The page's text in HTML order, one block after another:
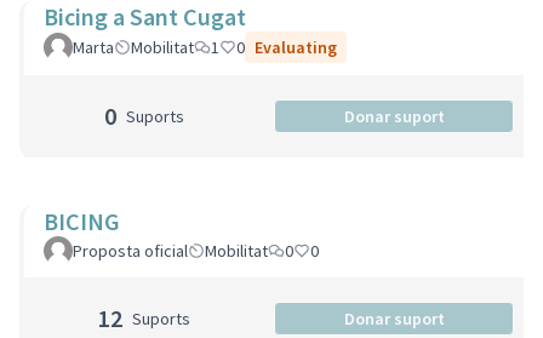
Bicing a Sant Cugat
Marta Mobilitat 1 0 Evaluating
0 Suports Donar suport
BICING
Proposta oficial Mobilitat 0 0
12 Suports Donar suport